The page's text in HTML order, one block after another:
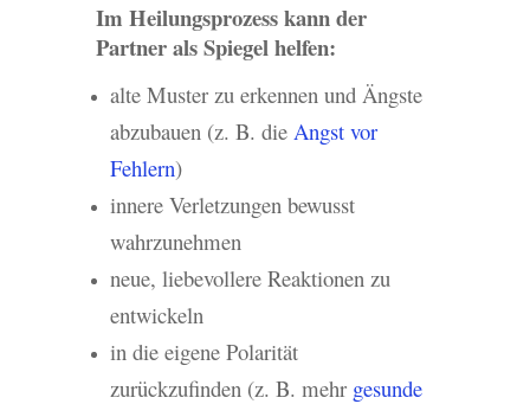
Im Heilungsprozess kann der
Partner als Spiegel helfen:
alte Muster zu erkennen und Ängste
abzubauen (z. B. die Angst vor
Fehlern)
innere Verletzungen bewusst
wahrzunehmen
neue, liebevollere Reaktionen zu
entwickeln
in die eigene Polarität
zurückzufinden (z. B. mehr gesunde